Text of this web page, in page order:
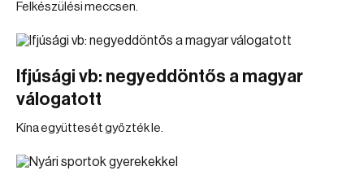
Felkészülési meccsen.
Ifjúsági vb: negyeddöntős a magyar
válogatott
Kína együttesét győzték le.